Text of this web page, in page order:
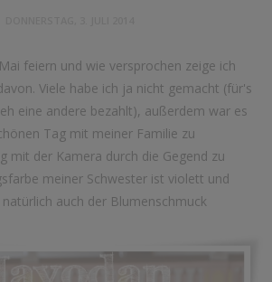
feiern und wie versprochen zeige ich
Viele habe ich ja nicht gemacht (für's
eine andere bezahlt), außerdem war es
Tag mit meiner Familie zu
mit der Kamera durch die Gegend zu
meiner Schwester ist violett und
auch der Blumenschmuck